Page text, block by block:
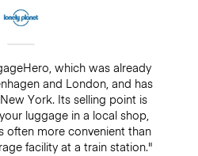
which was already
and London, and has
York. Its selling point is
luggage in a local shop,
often more convenient than
facility at a train station."